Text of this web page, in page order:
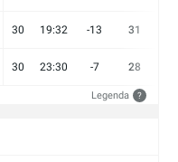
30 19:32 -13 31
30 23:30 -7 28
Legenda ?